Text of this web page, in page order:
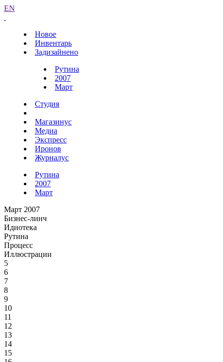
EN
Новое
Инвентарь
Задизайнено
Рутина
2007
Март
Студия
Магазинус
Медиа
Экспресс
Иронов
Журналус
Рутина
2007
Март
Март 2007
Бизнес-линч
Идиотека
Рутина
Процесс
Иллюстрации
5
6
7
8
9
10
11
12
13
14
15